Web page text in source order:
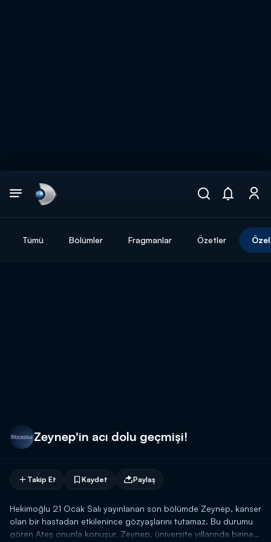
Tümü Bölümler Fragmanlar Özetler
Zeynep'in acı dolu geçmişi!
Takip Et Kaydet Paylaş
Hekimoğlu 21 Ocak Salı yayınlanan son bölümde Zeynep, kanser
olan bir hastadan etkilenince gözyaşlarını tutamaz. Bu durumu
gören Ateş onunla konuşur. Zeynep, üniversite yıllarında birine